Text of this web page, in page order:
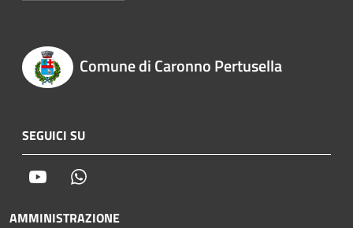
Comune di Caronno Pertusella
SEGUICI SU
Youtube
AMMINISTRAZIONE